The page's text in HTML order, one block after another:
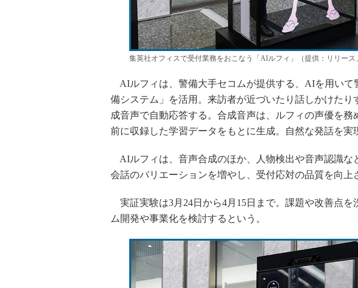
集英社オフィスで受付業務をおこなう「AIルフィ」（提供：リリース
AIルフィは、警備大手セコムが提供する、AIを用いて
備システム」を活用。来訪者が近づいたり話しかけた
成音声で自動応答する。合成音声は、ルフィの声優を
前に収録した学習データをもとに生成。自然な発話を実
AIルフィは、音声合成のほか、人物検出や音声認識な
会話のバリエーションを増やし、受付応対の品質を向上
実証実験は3月24日から4月15日まで。課題や改善点
ム開発や事業化を検討するという。